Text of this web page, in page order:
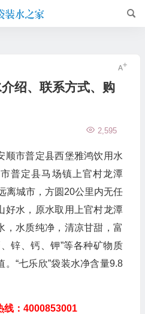
绍、联系方式、购
2,595
顺市普定县西堡雅鸿饮用水
普定县马场镇上官村龙潭
离城市，方圆20公里内无任
好水，原水取用上官村龙潭
，水质纯净，清凉甘甜，富
锌、钙、钾”等各种矿物质
“七乐欣”袋装水净含量9.8
线：4000853001